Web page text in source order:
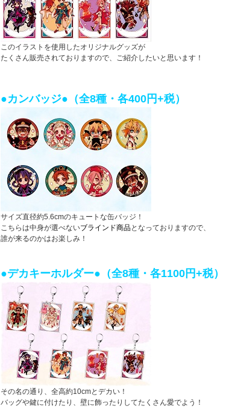
このイラストを使用したオリジナルグッズが
たくさん販売されておりますので、ご紹介したいと思います！
●カンバッジ●（全8種・各400円+税）
サイズ直径約5.6cmのキュートな缶バッジ！
こちらは中身が選べないブラインド商品となっておりますので、
誰が来るのかはお楽しみ！
●デカキーホルダー●（全8種・各1100円+税）
その名の通り、全高約10cmとデカい！
バッグや鍵に付けたり、壁に飾ったりしてたくさん愛でよう！